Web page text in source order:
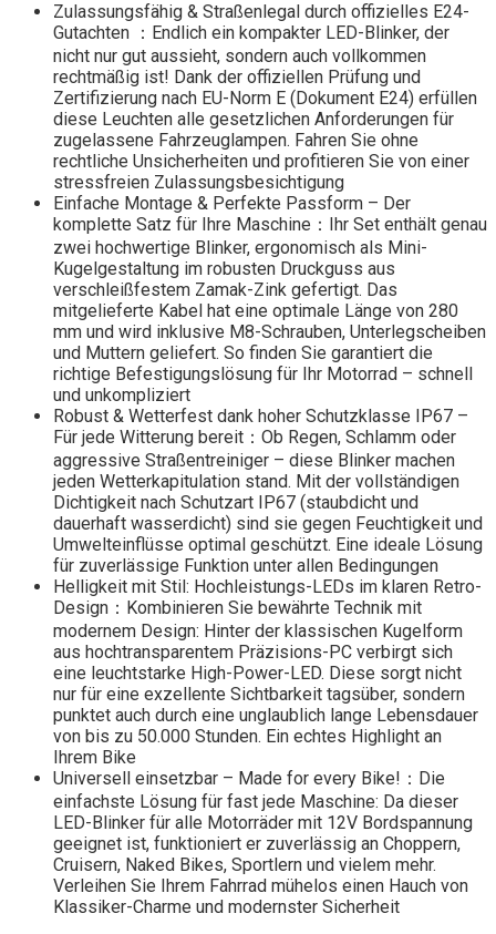
Zulassungsfähig & Straßenlegal durch offizielles E24-
Gutachten ：Endlich ein kompakter LED-Blinker, der
nicht nur gut aussieht, sondern auch vollkommen
rechtmäßig ist! Dank der offiziellen Prüfung und
Zertifizierung nach EU-Norm E (Dokument E24) erfüllen
diese Leuchten alle gesetzlichen Anforderungen für
zugelassene Fahrzeuglampen. Fahren Sie ohne
rechtliche Unsicherheiten und profitieren Sie von einer
stressfreien Zulassungsbesichtigung
Einfache Montage & Perfekte Passform – Der
komplette Satz für Ihre Maschine：Ihr Set enthält genau
zwei hochwertige Blinker, ergonomisch als Mini-
Kugelgestaltung im robusten Druckguss aus
verschleißfestem Zamak-Zink gefertigt. Das
mitgelieferte Kabel hat eine optimale Länge von 280
mm und wird inklusive M8-Schrauben, Unterlegscheiben
und Muttern geliefert. So finden Sie garantiert die
richtige Befestigungslösung für Ihr Motorrad – schnell
und unkompliziert
Robust & Wetterfest dank hoher Schutzklasse IP67 –
Für jede Witterung bereit：Ob Regen, Schlamm oder
aggressive Straßentreiniger – diese Blinker machen
jeden Wetterkapitulation stand. Mit der vollständigen
Dichtigkeit nach Schutzart IP67 (staubdicht und
dauerhaft wasserdicht) sind sie gegen Feuchtigkeit und
Umwelteinflüsse optimal geschützt. Eine ideale Lösung
für zuverlässige Funktion unter allen Bedingungen
Helligkeit mit Stil: Hochleistungs-LEDs im klaren Retro-
Design：Kombinieren Sie bewährte Technik mit
modernem Design: Hinter der klassischen Kugelform
aus hochtransparentem Präzisions-PC verbirgt sich
eine leuchtstarke High-Power-LED. Diese sorgt nicht
nur für eine exzellente Sichtbarkeit tagsüber, sondern
punktet auch durch eine unglaublich lange Lebensdauer
von bis zu 50.000 Stunden. Ein echtes Highlight an
Ihrem Bike
Universell einsetzbar – Made for every Bike!：Die
einfachste Lösung für fast jede Maschine: Da dieser
LED-Blinker für alle Motorräder mit 12V Bordspannung
geeignet ist, funktioniert er zuverlässig an Choppern,
Cruisern, Naked Bikes, Sportlern und vielem mehr.
Verleihen Sie Ihrem Fahrrad mühelos einen Hauch von
Klassiker-Charme und modernster Sicherheit